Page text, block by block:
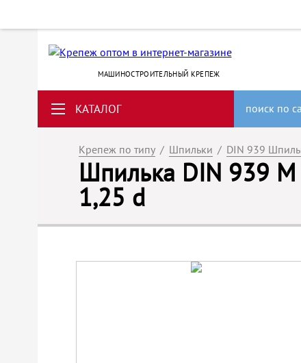
МАШИНОСТРОИТЕЛЬНЫЙ КРЕПЕЖ
КАТАЛОГ поиск по
Крепеж по типу / Шпильки / DIN 939
Шпилька DIN 939
1,25 d